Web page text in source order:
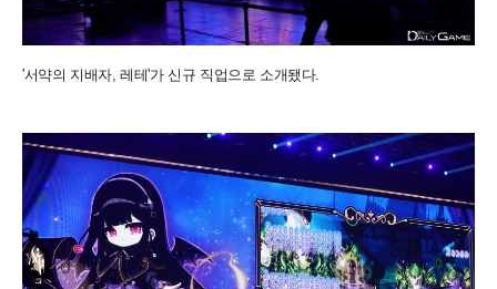
'서약의 지배자, 레테'가 신규 직업으로 소개됐다.